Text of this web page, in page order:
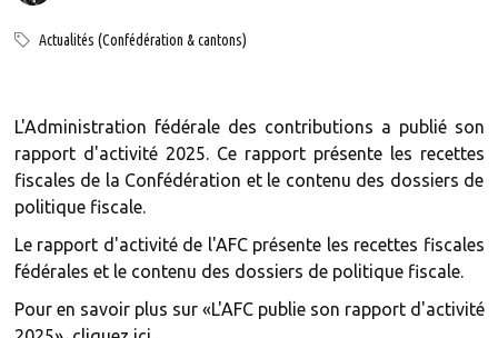
Actualités (Confédération & cantons)
L'Administration fédérale des contributions a publié son
rapport d'activité 2025. Ce rapport présente les recettes
fiscales de la Confédération et le contenu des dossiers de
politique fiscale.
Le rapport d'activité de l'AFC présente les recettes fiscales
fédérales et le contenu des dossiers de politique fiscale.
Pour en savoir plus sur «L'AFC publie son rapport d'activité